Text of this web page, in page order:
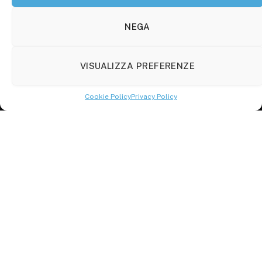
NEGA
VISUALIZZA PREFERENZE
Cookie PolicyPrivacy Policy